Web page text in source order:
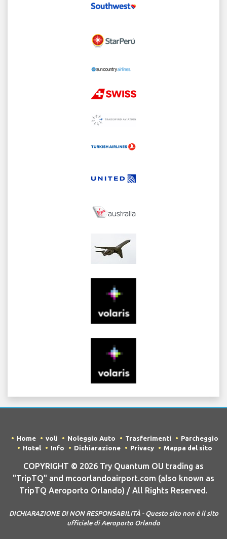
Home voli Noleggio Auto Trasferimenti
Parcheggio
Hotel
Info Dichiarazione Privacy Mappa del sito
COPYRIGHT © 2026 Try Quantum OU trading as
"TripTQ" and mcoorlandoairport.com (also known as
TripTQ Aeroporto Orlando) / All Rights Reserved.
DICHIARAZIONE DI NON RESPONSABILITÀ - Questo sito non è il sito
ufficiale di Aeroporto Orlando